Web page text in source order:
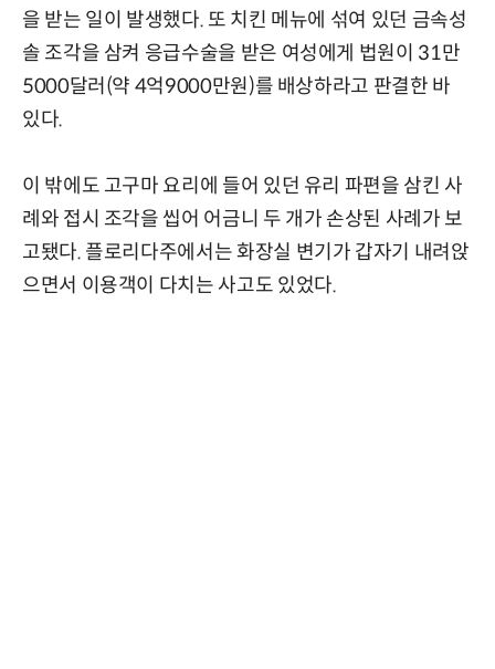
을 받는 일이 발생했다. 또 치킨 메뉴에 섞여 있던 금속성
솔 조각을 삼켜 응급수술을 받은 여성에게 법원이 31만
5000달러(약 4억9000만원)를 배상하라고 판결한 바
있다.
이 밖에도 고구마 요리에 들어 있던 유리 파편을 삼킨 사
례와 접시 조각을 씹어 어금니 두 개가 손상된 사례가 보
고됐다. 플로리다주에서는 화장실 변기가 갑자기 내려앉
으면서 이용객이 다치는 사고도 있었다.